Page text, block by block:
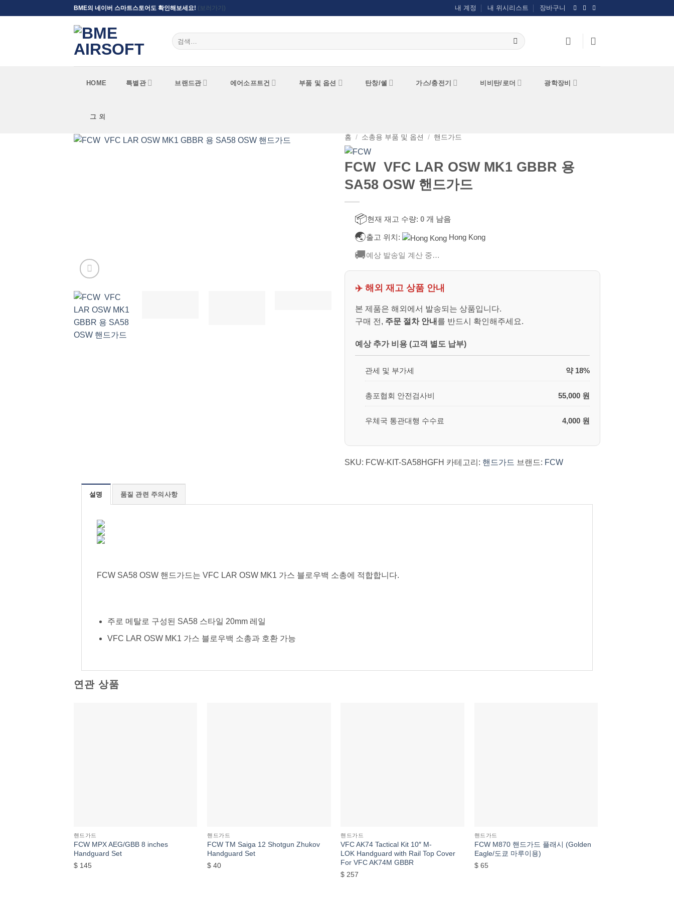
to
BME의 네이버 스마트스토어도 확인해보세요! (보러가기) 내 계정 내 위시리스트 장바구니
검색:
HOME 특별관 브랜드관 에어소프트건 부품 및 옵션 탄창/쉘 가스/충전기 비비탄/로더 광학장비
그 외
홈 / 소총용 부품 및 옵션 / 핸드가드
FCW VFC LAR OSW MK1 GBBR 용
SA58 OSW 핸드가드
📦현재 재고 수량: 0 개 남음
🌏출고 위치: Hong Kong
🚚예상 발송일 계산 중…
✈️ 해외 재고 상품 안내
본 제품은 해외에서 발송되는 상품입니다.
구매 전, 주문 절차 안내 를 반드시 확인해주세요.
예상 추가 비용 (고객 별도 납부)
관세 및 부가세 약 18%
총포협회 안전검사비 55,000 원
우체국 통관대행 수수료 4,000 원
SKU: FCW-KIT-SA58HGFH 카테고리: 핸드가드 브랜드: FCW
설명 품질 관련 주의사항
FCW SA58 OSW 핸드가드는 VFC LAR OSW MK1 가스 블로우백 소총에 적합합니다.
주로 메탈로 구성된 SA58 스타일 20mm 레일
VFC LAR OSW MK1 가스 블로우백 소총과 호환 가능
연관 상품
핸드가드
FCW MPX AEG/GBB 8 inches
Handguard Set
$145
핸드가드
FCW TM Saiga 12 Shotgun Zhukov
Handguard Set
$ 40
핸드가드
VFC AK74 Tactical Kit 10″ M-
LOK Handguard with Rail Top Cover
For VFC AK74M GBBR
$ 257
핸드가드
FCW M870 핸드가드 플래시 (Golden
Eagle/도쿄 마루이용)
$65